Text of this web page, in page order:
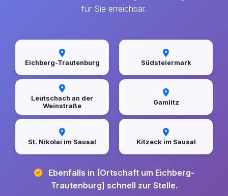
für Sie erreichbar.
Eichberg-Trautenburg Südsteiermark
Leutschach an der
Weinstraße
Gamlitz
St. Nikolai im Sausal Kitzeck im Sausal
Ebenfalls in [Ortschaft um Eichberg-
Trautenburg] schnell zur Stelle.